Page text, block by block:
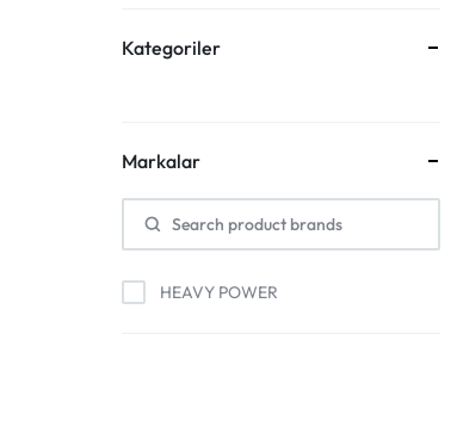
Kategoriler
Markalar
HEAVY POWER